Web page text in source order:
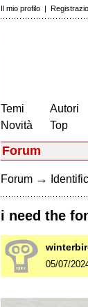
Il mio profilo |
Temi
Novità
Autori
Top
Forum
Forum →
i need the
05/07/